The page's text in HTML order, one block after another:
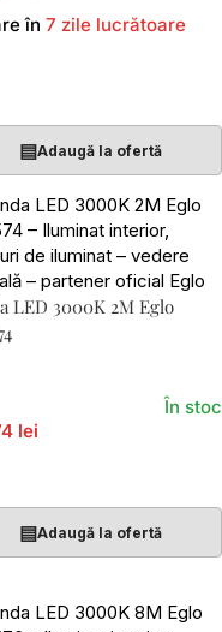
în 7 zile lucrătoare
▤Adaugă la ofertă
LED 3000K 2M Eglo
lei
În stoc
▤Adaugă la ofertă